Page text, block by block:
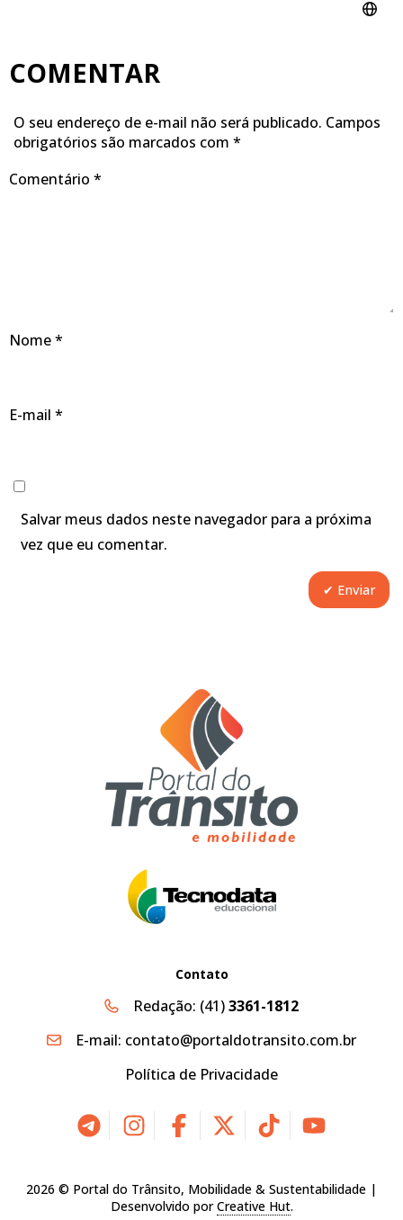
COMENTAR
O seu endereço de e-mail não será publicado. Campos
obrigatórios são marcados com *
Comentário *
Nome*
E-mail *
Salvar meus dados neste navegador para a próxima
vez que eu comentar.
Contato
Redação: (41)3361-1812
E-mail: contato@portaldotransito.com.br
Política de Privacidade
2026 © Portal do Trânsito, Mobilidade & Sustentabilidade |
Desenvolvido porCreative Hut.